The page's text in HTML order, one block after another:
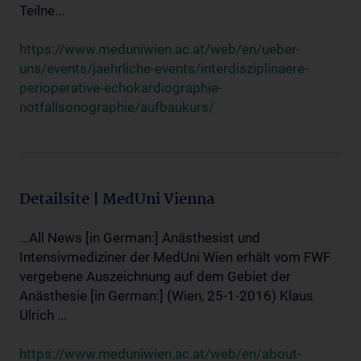
Teilne...
https://www.meduniwien.ac.at/web/en/ueber-
uns/events/jaehrliche-events/interdisziplinaere-
perioperative-echokardiographie-
notfallsonographie/aufbaukurs/
Detailsite | MedUni Vienna
...All News [in German:] Anästhesist und
Intensivmediziner der MedUni Wien erhält vom FWF
vergebene Auszeichnung auf dem Gebiet der
Anästhesie [in German:] (Wien, 25-1-2016) Klaus
Ulrich ...
https://www.meduniwien.ac.at/web/en/about-